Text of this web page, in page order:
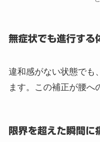
無症状でも進行する
違和感がない状態でも
ます。この補正が腰へ
限界を超えた瞬間に